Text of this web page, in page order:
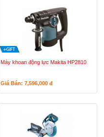
Máy khoan động lực Makita HP2810
Giá Bán: 7,596,000 đ